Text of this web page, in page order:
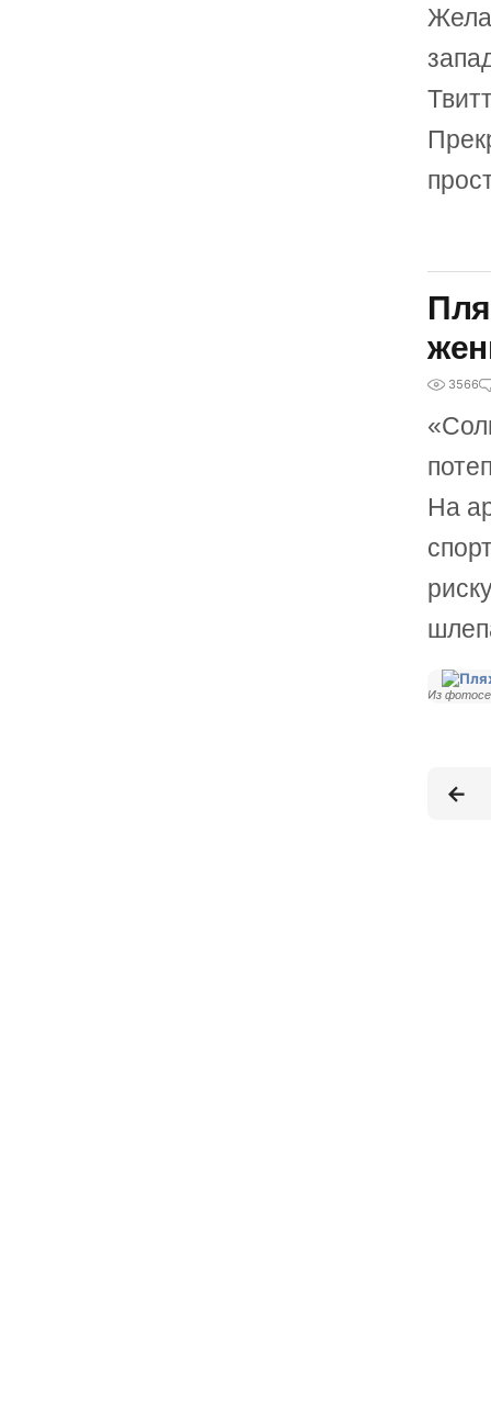
3566
На
Из